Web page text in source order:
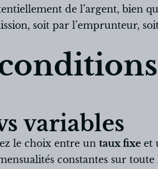
de l’argent, bien
soit par l’emprunteur,
variables
le choix entre un taux fixe et
constantes sur toute